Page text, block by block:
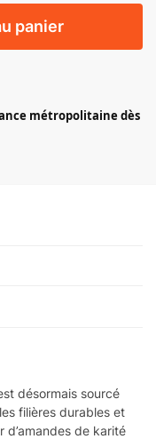
panier
métropolitaine dès
désormais sourcé
filières durables et
de karité